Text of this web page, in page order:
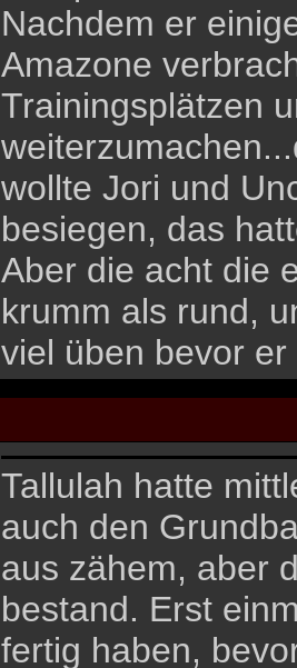
Nachdem er
Amazone
Trainingsplätzen
wollte Jori und
besiegen, das
Aber die acht die
krumm als rund,
viel üben bevor
Tallulah hatte
auch den
aus zähem, aber
bestand. Erst
fertig haben,